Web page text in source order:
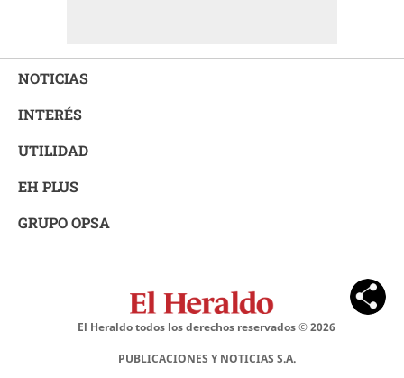
NOTICIAS
INTERÉS
UTILIDAD
EH PLUS
GRUPO OPSA
El Heraldo todos los derechos reservados ©2026
PUBLICACIONES Y NOTICIAS S.A.